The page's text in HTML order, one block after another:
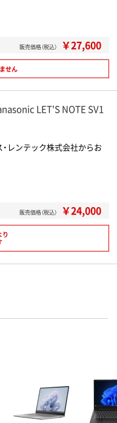
販売価格（税込） ￥27,600
せん
LET'S NOTE SV1
レンテック株式会社からお
販売価格（税込） ￥24,000
り